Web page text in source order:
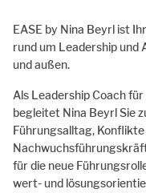
EASE by Nina Beyrl ist
rund um Leadership
und außen.
Als Leadership Coach
begleitet Nina Beyrl Sie
Führungsalltag,
für die neue
wert- und